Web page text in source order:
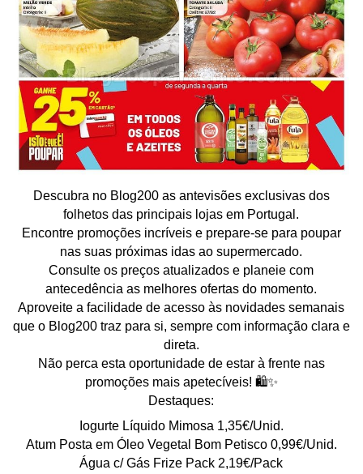
Descubra no Blog200 as antevisões exclusivas dos
folhetos das principais lojas em Portugal.
Encontre promoções incríveis e prepare-se para poupar
nas suas próximas idas ao supermercado.
Consulte os preços atualizados e planeie com
antecedência as melhores ofertas do momento.
Aproveite a facilidade de acesso às novidades semanais
que o Blog200 traz para si, sempre com informação clara e
direta.
Não perca esta oportunidade de estar à frente nas
promoções mais apetecíveis! 🛍️✨
Destaques:
Iogurte Líquido Mimosa 1,35€/Unid.
Atum Posta em Óleo Vegetal Bom Petisco 0,99€/Unid.
Água c/ Gás Frize Pack 2,19€/Pack